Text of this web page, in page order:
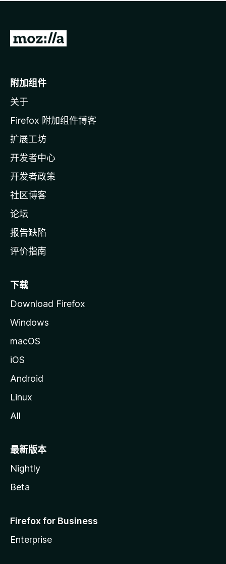
无
转
o
i
l
a
主
页
附加组件
关于
Firefox 附加组件博客
扩展工坊
开发者中心
开发者政策
社区博客
论坛
报告缺陷
评价指南
下载
Download Firefox
Windows
macOS
iOS
Android
Linux
All
最新版本
Nightly
Beta
Firefox for Business
Enterprise